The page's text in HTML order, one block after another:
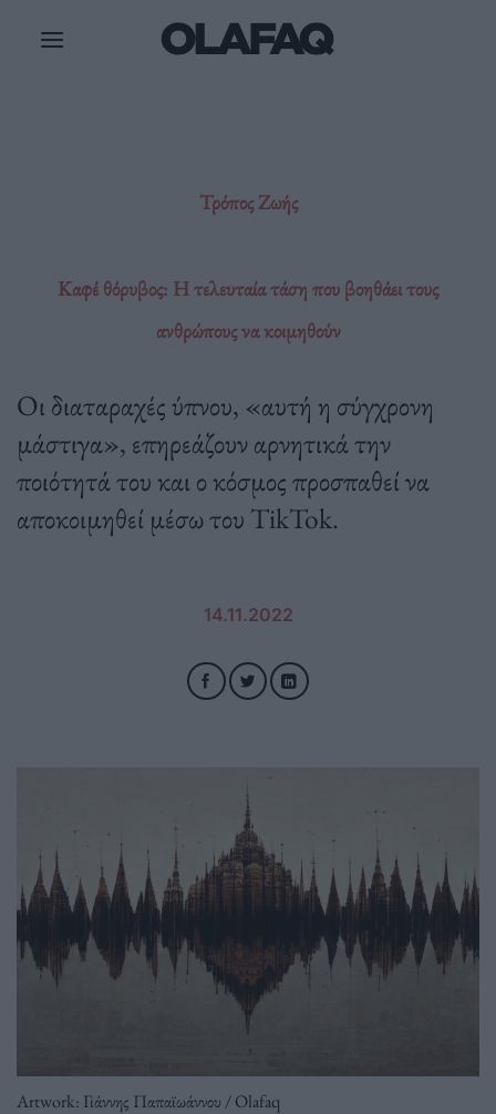
Τρόπος Ζωής
Καφέ θόρυβος: Η τελευταία τάση που βοηθάει τους
ανθρώπους να κοιμηθούν
Οι διαταραχές ύπνου, «αυτή η σύγχρονη
μάστιγα», επηρεάζουν αρνητικά την
ποιότητά του και ο κόσμος προσπαθεί να
αποκοιμηθεί μέσω του TikTok.
14.11.2022
Artwork: Γιάννης Παπαϊωάννου / Olafaq